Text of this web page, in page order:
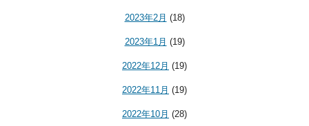
2023年2月 (18)
2023年1月 (19)
2022年12月 (19)
2022年11月 (19)
2022年10月 (28)